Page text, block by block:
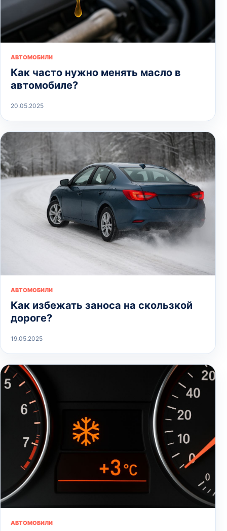
АВТОМОБИЛИ
Как часто нужно менять масло в
автомобиле?
20.05.2025
АВТОМОБИЛИ
Как избежать заноса на скользкой
дороге?
19.05.2025
АВТОМОБИЛИ